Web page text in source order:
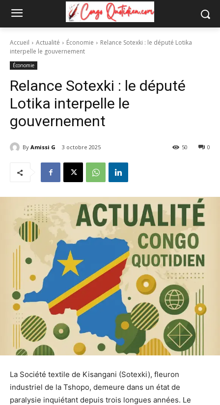
Accueil Actualité Économie
Relance Sotexki : le député Lotika
interpelle le gouvernement
Économie
Relance Sotexki : le député
Lotika interpelle le
gouvernement
By Amissi G 3 octobre 2025 0
50
La Société textile de Kisangani (Sotexki), fleuron
industriel de la Tshopo, demeure dans un état de
paralysie inquiétant depuis trois longues années. Le